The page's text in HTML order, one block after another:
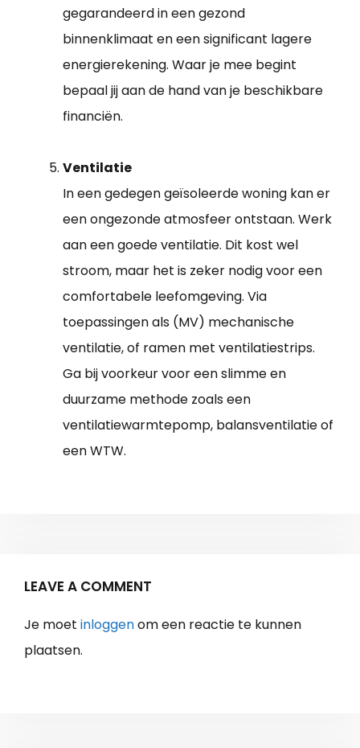
gegarandeerd in een gezond
binnenklimaat en een significant lagere
energierekening. Waar je mee begint
bepaal jij aan de hand van je beschikbare
financiën.
Ventilatie
In een gedegen geïsoleerde woning kan er
een ongezonde atmosfeer ontstaan. Werk
aan een goede ventilatie. Dit kost wel
stroom, maar het is zeker nodig voor een
comfortabele leefomgeving. Via
toepassingen als (MV) mechanische
ventilatie, of ramen met ventilatiestrips.
Ga bij voorkeur voor een slimme en
duurzame methode zoals een
ventilatiewarmtepomp, balansventilatie of
een WTW.
LEAVE A COMMENT
Je moet inloggenom een reactie te kunnen
plaatsen.